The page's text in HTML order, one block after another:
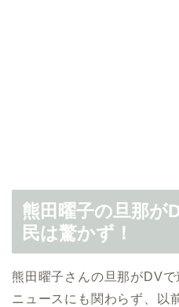
熊田曜子の旦那が
民は驚かず！
熊田曜子さんの旦那がDV
ニュースにも関わらず、以